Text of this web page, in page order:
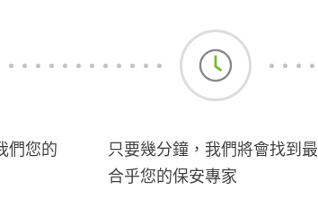
們您的
只要幾分鐘，我們將會找到最
合乎您的保安專家